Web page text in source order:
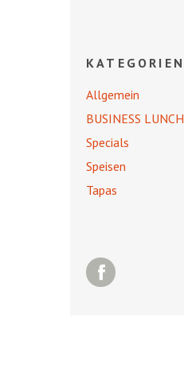
KATEGORIEN
Allgemein
BUSINESS LUNCH
Specials
Speisen
Tapas